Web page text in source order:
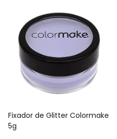
Fixador de Glitter Colormake
5g